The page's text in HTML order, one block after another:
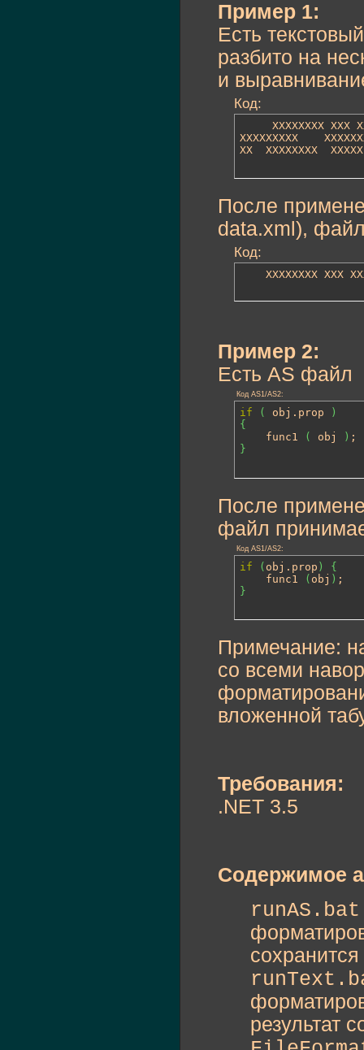
Пример 1:
Есть
разбито на
и
Код:
XXXXXXXX XXX
XXXXXXXXX
XX  XXXXXXXX
После
data.xml),
Код:
XXXXXXXX XXX
Пример 2:
Есть AS файл
Код AS1/AS2:
if ( obj. prop
)
{
func1
( obj )
}
После
файл
Код AS1/AS2:
if ( obj. prop )
{
	func1
( obj )
}
Примечание:
со всеми
вложенной
Требования:
.NET 3.5
Содержимое
результат